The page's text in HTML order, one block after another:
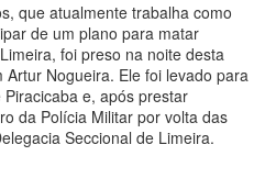
que atualmente trabalha como
de um plano para matar
foi preso na noite desta
Nogueira. Ele foi levado para
e, após prestar
da Polícia Militar por volta das
Seccional de Limeira.